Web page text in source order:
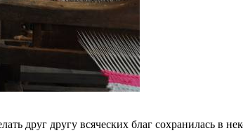
друг другу всяческих благ сохранилась в